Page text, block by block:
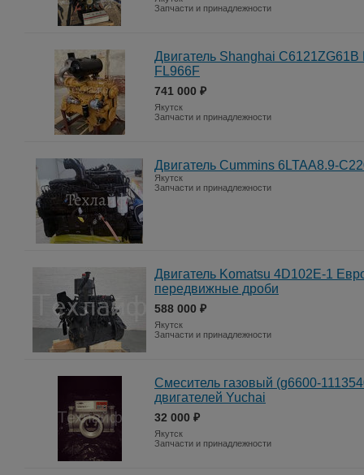
Запчасти и принадлежности
Двигатель Shanghai C6121ZG61B
FL966F
741 000 ₽
Якутск
Запчасти и принадлежности
Двигатель Cummins 6LTAA8.9-
Якутск
Запчасти и принадлежности
Двигатель Komatsu 4D102E-1
передвижные дроби
588 000 ₽
Якутск
Запчасти и принадлежности
Смеситель газовый (g6600-
двигателей Yuchai
32 000 ₽
Якутск
Запчасти и принадлежности